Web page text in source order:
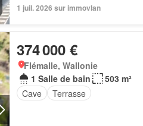
1 juil. 2026 sur immovlan
374 000 €
Flémalle, Wallonie
1 Salle de bain
503 m²
Cave
Terrasse